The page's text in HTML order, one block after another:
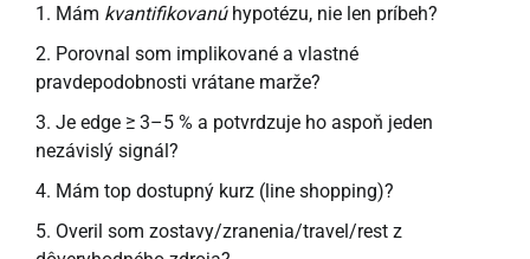
Mám kvantifikovanúhypotézu, nie len príbeh?
Porovnal som implikované a vlastné
pravdepodobnosti vrátane marže?
Je edge ≥ 3–5 % a potvrdzuje ho aspoň jeden
nezávislý signál?
Mám top dostupný kurz (line shopping)?
Overil som zostavy/zranenia/travel/rest z